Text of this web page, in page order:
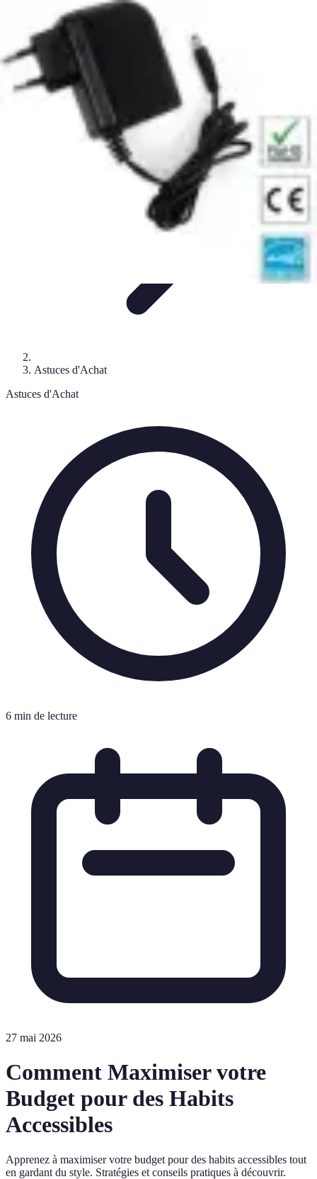
Habits Accessibles
Garde-RobeConseils Mode Sportive
Éco-responsable
Habits Accessibles
Astuces d'Achat
Astuces d'Achat
6 min de lecture
27 mai 2026
Comment Maximiser votre
Budget pour des Habits
Accessibles
Apprenez à maximiser votre budget pour des habits accessibles tout
en gardant du style. Stratégies et conseils pratiques à découvrir.